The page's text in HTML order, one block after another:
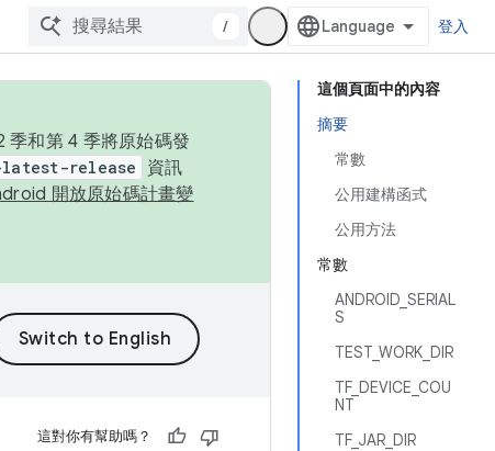
/ 登入
這個頁面中的內容
摘要
常數
公用建構函式
公用方法
常數
ANDROID_SERIAL
S
TEST_WORK_DIR
TF_DEVICE_COU
NT
TF_JAR_DIR
季和第 4 季將原始碼發
release
資訊
開放原始碼計畫變
這對你有幫助嗎？